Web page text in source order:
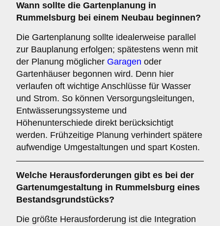
Wann sollte die Gartenplanung in
Rummelsburg bei einem Neubau beginnen?
Die Gartenplanung sollte idealerweise parallel
zur Bauplanung erfolgen; spätestens wenn mit
der Planung möglicher Garagen oder
Gartenhäuser begonnen wird. Denn hier
verlaufen oft wichtige Anschlüsse für Wasser
und Strom. So können Versorgungsleitungen,
Entwässerungssysteme und
Höhenunterschiede direkt berücksichtigt
werden. Frühzeitige Planung verhindert spätere
aufwendige Umgestaltungen und spart Kosten.
Welche Herausforderungen gibt es bei der
Gartenumgestaltung in Rummelsburg eines
Bestandsgrundstücks?
Die größte Herausforderung ist die Integration